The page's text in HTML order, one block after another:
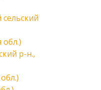
р-н.,